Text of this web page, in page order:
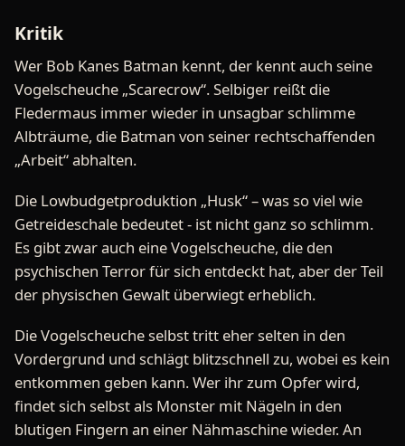
Kritik
Wer Bob Kanes Batman kennt, der kennt auch seine
Vogelscheuche „Scarecrow“. Selbiger reißt die
Fledermaus immer wieder in unsagbar schlimme
Albträume, die Batman von seiner rechtschaffenden
„Arbeit“ abhalten.
Die Lowbudgetproduktion „Husk“ – was so viel wie
Getreideschale bedeutet - ist nicht ganz so schlimm.
Es gibt zwar auch eine Vogelscheuche, die den
psychischen Terror für sich entdeckt hat, aber der Teil
der physischen Gewalt überwiegt erheblich.
Die Vogelscheuche selbst tritt eher selten in den
Vordergrund und schlägt blitzschnell zu, wobei es kein
entkommen geben kann. Wer ihr zum Opfer wird,
findet sich selbst als Monster mit Nägeln in den
blutigen Fingern an einer Nähmaschine wieder. An